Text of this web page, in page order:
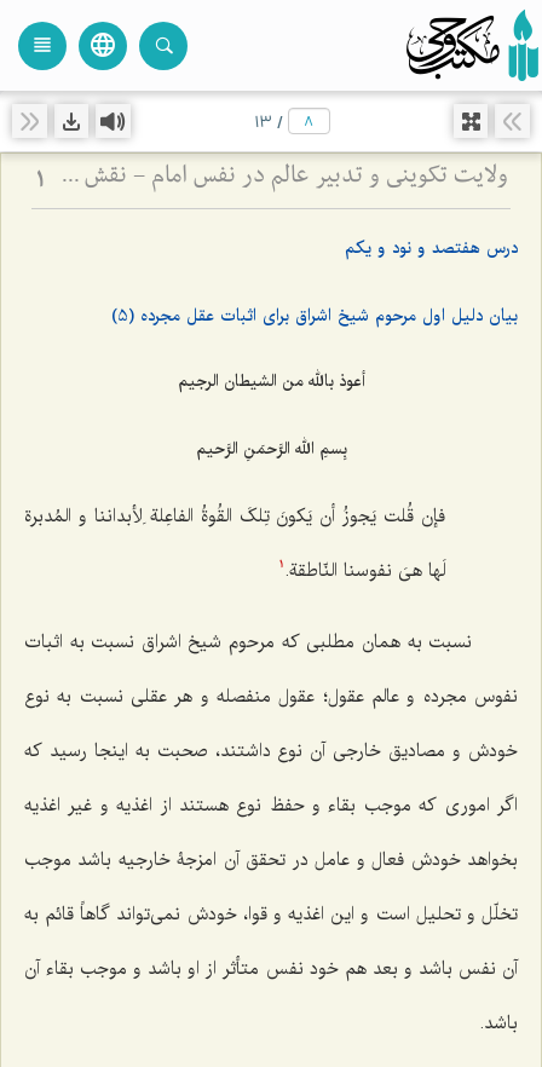
language
view_headline
/
13
ولایت تکوینی و تدبیر عالم در نفس امام - نقش واسطه‌های ملکوتی در مدیریت جهان و اختیار انسان 1
درس هفتصد و نود و یکم
بیان دلیل اول مرحوم شیخ اشراق برای اثبات عقل مجرده (5)
أعوذ بالله من الشیطان الرجیم
بِسمِ الله الرَّحمَنِ الرَّحیم‌
فإن قُلت یَجوزُ أن یَکونَ تِلکَ القُوةُ الفاعِلة لِأبداننا و المُدبرة
لَها هیَ نفوسنا النّاطقة. 1
نسبت به همان مطلبی که مرحوم شیخ اشراق نسبت به اثبات
نفوس مجرده و عالم عقول؛ عقول منفصله و هر عقلى نسبت به نوع
خودش و مصادیق خارجى آن نوع داشتند، صحبت به اینجا رسید که
اگر امورى كه موجب بقاء و حفظ نوع هستند از اغذیه و غیر اغذیه
بخواهد خودش فعال و عامل در تحقق آن امزجۀ خارجیه باشد موجب
تخلّل و تحلیل است و این اغذیه و قوا، خودش نمى‌تواند گاهاً قائم به
آن نفس باشد و بعد هم خود نفس متأثر از او باشد و موجب بقاء آن
باشد.